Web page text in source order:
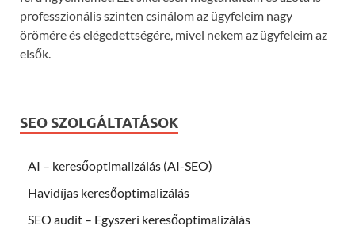
professzionális szinten csinálom az ügyfeleim nagy
örömére és elégedettségére, mivel nekem az ügyfeleim az
elsők.
SEO SZOLGÁLTATÁSOK
AI – keresőoptimalizálás (AI-SEO)
Havidíjas keresőoptimalizálás
SEO audit – Egyszeri keresőoptimalizálás